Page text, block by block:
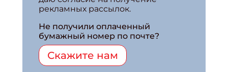
рекламных рассылок.
Не получили оплаченный
бумажный номер по почте?
Скажите нам